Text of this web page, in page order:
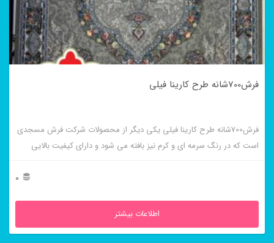
فرش700شانه طرح کارینا فیلی
فرش700شانه طرح کارینا فیلی یکی دیگر از محصولات شرکت فرش مسجدی
است که در رنگ سرمه ای و کرم نیز بافته می شود و دارای کیفیت بالایی
0
اطلاعات بیشتر